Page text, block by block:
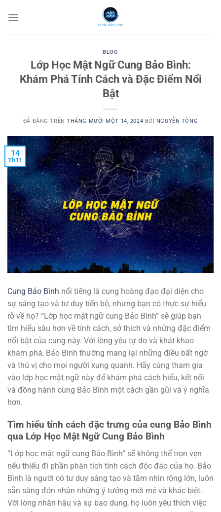
đến
BLOG
Lớp Học Mật Ngữ Cung Bảo Bình:
Khám Phá Tính Cách và Đặc Điểm Nổi
Bật
ĐÃ ĐĂNG TRÊNTHÁNG MƯỜI MỘT 14, 2024 BỞI NGUYỄN TÒNG
14
Th11
Cung Bảo Bình nổi tiếng là cung hoàng đạo đại diện cho
sự sáng tạo và tư duy tiến bộ, nhưng bạn có thực sự hiểu
rõ về họ? “Lớp học mật ngữ cung Bảo Bình” sẽ giúp bạn
tìm hiểu sâu hơn về tính cách, sở thích và những đặc điểm
nổi bật của cung này. Với lòng yêu tự do và khát khao
khám phá, Bảo Bình thường mang lại những điều bất ngờ
và thú vị cho mọi người xung quanh. Hãy cùng tham gia
vào lớp học mật ngữ này để khám phá cách hiểu, kết nối
và đồng hành cùng Bảo Bình một cách gần gũi và ý nghĩa
hơn.
Tìm hiểu tính cách đặc trưng của cung Bảo Bình
qua Lớp Học Mật Ngữ Cung Bảo Bình
“Lớp học mật ngữ cung Bảo Bình” sẽ không thể trọn vẹn
nếu thiếu đi phần phân tích tính cách độc đáo của họ. Bảo
Bình là người có tư duy sáng tạo và tầm nhìn rộng lớn, luôn
sẵn sàng đón nhận những ý tưởng mới mẻ và khác biệt.
Với lòng nhân hậu và sự bao dung, họ luôn yêu thích việc